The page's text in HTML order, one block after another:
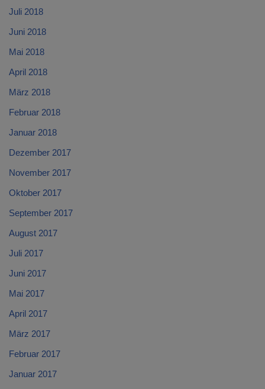
Juli 2018
Juni 2018
Mai 2018
April 2018
März 2018
Februar 2018
Januar 2018
Dezember 2017
November 2017
Oktober 2017
September 2017
August 2017
Juli 2017
Juni 2017
Mai 2017
April 2017
März 2017
Februar 2017
Januar 2017